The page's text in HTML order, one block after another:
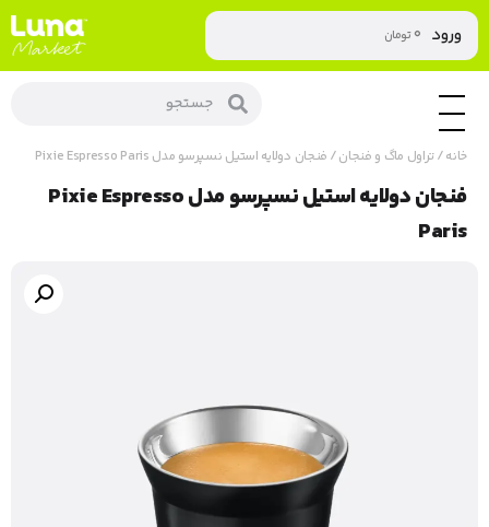
ورود ۰تومان
خانه/تراول ماگ و فنجان/ فنجان دولایه استیل نسپرسو مدل Pixie Espresso Paris
فنجان دولایه استیل نسپرسو مدل Pixie Espresso
Paris